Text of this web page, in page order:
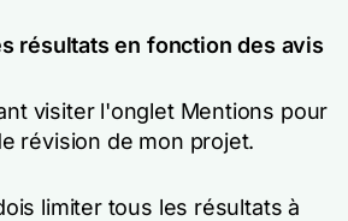
résultats en fonction des avis
visiter l'onglet Mentions pour
révision de mon projet.
limiter tous les résultats à